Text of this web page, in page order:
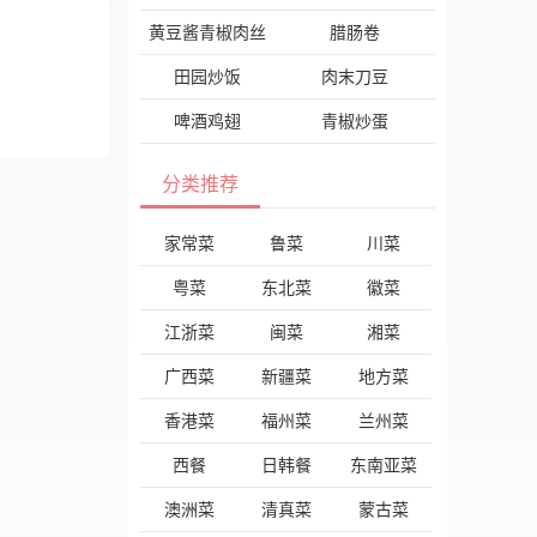
黄豆酱青椒肉丝 腊肠卷
田园炒饭 肉末刀豆
啤酒鸡翅 青椒炒蛋
分类推荐
家常菜 鲁菜 川菜
粤菜 东北菜 徽菜
江浙菜 闽菜 湘菜
广西菜 新疆菜 地方菜
香港菜 福州菜 兰州菜
西餐 日韩餐 东南亚菜
澳洲菜 清真菜 蒙古菜